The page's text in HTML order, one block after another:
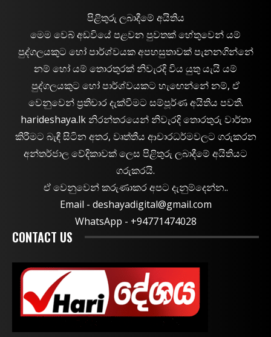
පිළිතුරු ලබාදීමේ අයිතිය
මෙම වෙබ් අඩවියේ පළවන පුවතක් හේතුවෙන් යම්
පුද්ගලයකුට හෝ පාර්ශ්වයක අපහසුතාවක් පැනනගින්නේ
නම් හෝ යම් තොරතුරක් නිවැරදි විය යුතු යැයි යම්
පුද්ගලයකුට හෝ පාර්ශ්වයකට හැඟෙන්නේ නම්, ඒ
වෙනුවෙන් ප්‍රතිචාර දැක්වීමට සම්පූර්ණ අයිතිය පවතී.
harideshaya.lk නිරන්තරයෙන් නිවැරදි තොරතුරු වාර්තා
කිරීමට බැඳී සිටින අතර, වෘත්තීය ආචාරධර්මවලට ගරුකරන
අන්තර්ජාල වේදිකාවක් ලෙස පිළිතුරු ලබාදීමේ අයිතියට
ගරුකරයි.
ඒ වෙනුවෙන් කරුණාකර අපට දැනුම්දෙන්න..
Email - deshayadigital@gmail.com
WhatsApp - ‪+94771474028
CONTACT US